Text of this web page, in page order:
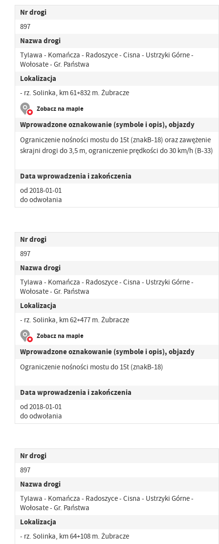
Nr drogi
897
Nazwa drogi
Tylawa - Komańcza - Radoszyce - Cisna - Ustrzyki Górne -
Wołosate - Gr. Państwa
Lokalizacja
- rz. Solinka, km 61+832 m. Żubracze
Zobacz na mapie
Wprowadzone oznakowanie (symbole i opis), objazdy
Ograniczenie nośności mostu do 15t (znakB-18) oraz zawężenie
skrajni drogi do 3,5 m, ograniczenie prędkości do 30 km/h (B-33)
Data wprowadzenia i zakończenia
od 2018-01-01
do odwołania
Nr drogi
897
Nazwa drogi
Tylawa - Komańcza - Radoszyce - Cisna - Ustrzyki Górne -
Wołosate - Gr. Państwa
Lokalizacja
- rz. Solinka, km 62+477 m. Żubracze
Zobacz na mapie
Wprowadzone oznakowanie (symbole i opis), objazdy
Ograniczenie nośności mostu do 15t (znakB-18)
Data wprowadzenia i zakończenia
od 2018-01-01
do odwołania
Nr drogi
897
Nazwa drogi
Tylawa - Komańcza - Radoszyce - Cisna - Ustrzyki Górne -
Wołosate - Gr. Państwa
Lokalizacja
- rz. Solinka, km 64+108 m. Żubracze